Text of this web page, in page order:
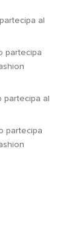
al
partecipa
partecipa al
partecipa